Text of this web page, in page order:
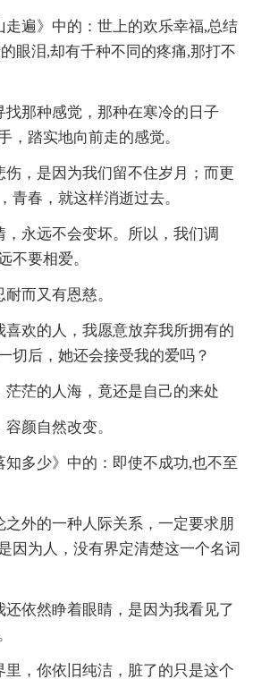
走遍》中的：世上的欢乐幸福,总结
眼泪,却有千种不同的疼痛,那打不
找那种感觉，那种在寒冷的日子
，踏实地向前走的感觉。
伤，是因为我们留不住岁月；而更
青春，就这样消逝过去。
，永远不会变坏。所以，我们调
不要相爱。
而又有恩慈。
喜欢的人，我愿意放弃我所拥有的
切后，她还会接受我的爱吗？
茫茫的人海，竟还是自己的来处
颜自然改变。
知多少》中的：即使不成功,也不至
之外的一种人际关系，一定要求朋
因为人，没有界定清楚这一个名词
还依然睁着眼睛，是因为我看见了
里，你依旧纯洁，脏了的只是这个